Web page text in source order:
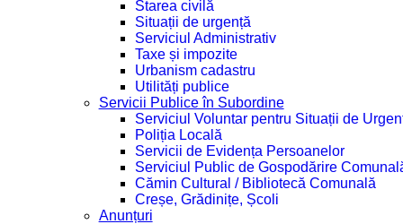
Starea civilă
Situații de urgență
Serviciul Administrativ
Taxe și impozite
Urbanism cadastru
Utilități publice
Servicii Publice în Subordine
Serviciul Voluntar pentru Situații de
Poliția Locală
Servicii de Evidența Persoanelor
Serviciul Public de Gospodărire
Cămin Cultural / Bibliotecă Comunală
Creșe, Grădinițe, Școli
Anunțuri